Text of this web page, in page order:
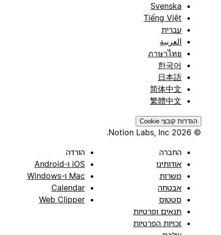
Svenska
Tiếng Việt
עברית
العربية
ภาษาไทย
한국어
日本語
简体中文
繁體中文
הגדרות קובצי Cookie
החברה
אודותינו
משרות
אבטחה
סטטוס
תנאים ופרטיות
זכויות הפרטיות
הורדה
iOS ו-Android
Mac ו-Windows
Calendar
Web Clipper